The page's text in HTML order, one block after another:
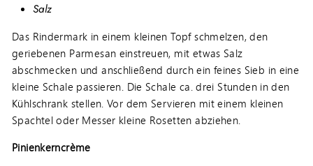
Salz
Das Rindermark in einem kleinen Topf schmelzen, den
geriebenen Parmesan einstreuen, mit etwas Salz
abschmecken und anschließend durch ein feines Sieb in eine
kleine Schale passieren. Die Schale ca. drei Stunden in den
Kühlschrank stellen. Vor dem Servieren mit einem kleinen
Spachtel oder Messer kleine Rosetten abziehen.
Pinienkerncrème